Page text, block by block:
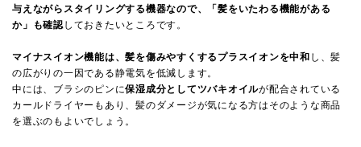
与えながらスタイリングする機器なので、「髪をいたわる機能がある
か」も確認しておきたいところです。
マイナスイオン機能は、髪を傷みやすくするプラスイオンを中和 し、髪
の広がりの一因である静電気を低減します。
中には、ブラシのピンに保湿成分としてツバキオイルが配合されている
カールドライヤーもあり、髪のダメージが気になる方はそのような商品
を選ぶのもよいでしょう。